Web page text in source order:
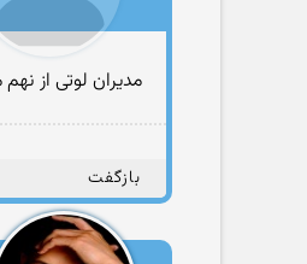
مدیران لوتی از نهم مارس تا الان فکر
بازگفت